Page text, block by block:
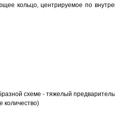
кольцо, центрируемое по
схеме - тяжелый
количество)